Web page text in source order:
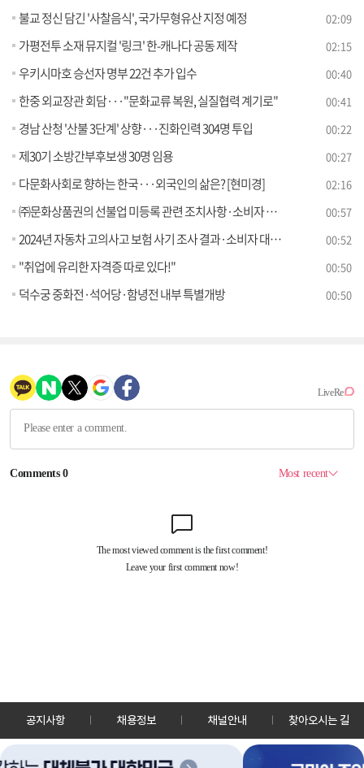
불교 정신 담긴 '사찰음식', 국가무형유산 지정 예정 02:09
가평전투 소재 뮤지컬 '링크' 한-캐나다 공동 제작 02:15
우키시마호 승선자 명부 22건 추가 입수 00:40
한중 외교장관 회담···"문화교류 복원, 실질협력 계기로" 00:41
경남 산청 '산불 3단계' 상향···진화인력 304명 투입 00:22
제30기 소방간부후보생 30명 임용 00:27
다문화사회로 향하는 한국···외국인의 삶은? [현미경] 02:16
㈜문화상품권의 선불업 미등록 관련 조치사항·소비자 유의사항 안내 00:57
2024년 자동차 고의사고 보험 사기 조사 결과·소비자 대응 요령 00:52
"취업에 유리한 자격증 따로 있다!" 00:50
덕수궁 중화전·석어당·함녕전 내부 특별개방 00:50
공지사항 채용정보 채널안내 찾아오시는 길
30128 세종특별자치시 정부2청사로 13 한국정책방송원 KTV